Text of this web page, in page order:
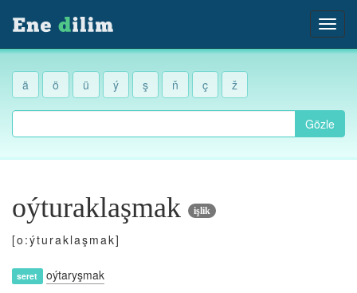
ä ö ü ý ş ň ç ž
Gözle
oýturaklaşmak işlik
[o:ýturaklaşmak]
seret
oýtaryşmak